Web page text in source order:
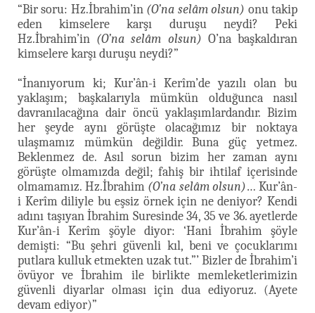
“Bir soru: Hz.İbrahim’in (O’na selâm olsun) onu takip
eden kimselere karşı duruşu neydi? Peki
Hz.İbrahim’in (O’na selâm olsun) O’na başkaldıran
kimselere karşı duruşu neydi?”
“İnanıyorum ki; Kur’ân-i Kerîm’de yazılı olan bu
yaklaşım; başkalarıyla mümkün olduğunca nasıl
davranılacağına dair öncü yaklaşımlardandır. Bizim
her şeyde aynı görüşte olacağımız bir noktaya
ulaşmamız mümkün değildir. Buna güç yetmez.
Beklenmez de. Asıl sorun bizim her zaman aynı
görüşte olmamızda değil; fahiş bir ihtilaf içerisinde
olmamamız. Hz.İbrahim (O’na selâm olsun)… Kur’ân-
i Kerîm diliyle bu eşsiz örnek için ne deniyor? Kendi
adını taşıyan İbrahim Suresinde 34, 35 ve 36. ayetlerde
Kur’ân-i Kerîm şöyle diyor: ‘Hani İbrahim şöyle
demişti: “Bu şehri güvenli kıl, beni ve çocuklarımı
putlara kulluk etmekten uzak tut.”’ Bizler de İbrahim’i
övüyor ve İbrahim ile birlikte memleketlerimizin
güvenli diyarlar olması için dua ediyoruz. (Ayete
devam ediyor)”